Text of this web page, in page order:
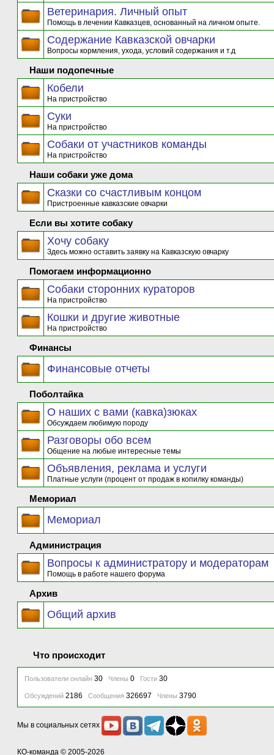
Ветеринария. Личный опыт
Помощь в лечении Кавказцев, основанный на личном опыте.
Содержание Кавказской овчарки
Вопросы кормления, ухода, условий содержания и т.д
Наши подопечные
Кобели
На пристройство
Суки
На пристройство
Собаки от участников команды
На пристройство
Наши собаки уже дома
Сказки со счастливым концом
Пристроенные кавказские овчарки
Если вы хотите собаку
Хочу собаку
Здесь можно оставить заявку на Кавказскую овчарку
Помогаем информационно
Собаки сторонних кураторов
На пристройство
Кошки и другие животные
На пристройство
Финансы
Финансовые отчеты
Поболтайка
О наших с вами (кавка)зюках
Обсуждаем любимую породу
Разговоры обо всем
Общение на любые интересные темы
Объявления, реклама и услуги
Платные услуги (процент от продаж в копилку команды)
Мемориал
Мемориал
Администрация
Вопросы к администратору и модераторам
Помощь в работе нашего форума
Архив
Общий архив
Что происходит
Пользователи онлайн 30 Члены 0 Гости 30
Обсуждений 2186 Сообщения 326697 Члены 3790
Мы в социальных сетях
КО-команда © 2005-2026